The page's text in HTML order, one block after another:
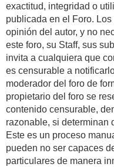
exactitud, integridad o
publicada en el Foro.
opinión del autor, y no
este foro, su Staff, sus
invita a cualquiera que
es censurable a
moderador del foro de
propietario del foro se
contenido censurable,
razonable, si determinan
Este es un proceso
pueden no ser capaces
particulares de manera